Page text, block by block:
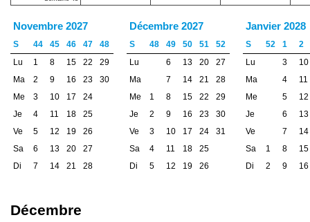
Novembre 2027
S 44 45 46 47
48
Lu
1 8 15 22
29
Ma
2 9 16 23
30
Me
3 10 17
24
Je
4 11 18
25
Ve
5 12 19
26
Sa
6 13 20
27
Di
7 14 21 28
Décembre 2027
S 48 49 50 51
52
Lu
6 13 20
27
Ma
7 14 21
28
Me
1 8 15 22
29
Je
2 9 16 23
30
Ve
3 10 17 24
31
Sa
4 11 18
25
Di
5 12 19 26
Janvier 2028
S 52 1
2
Lu
3
10
Ma
4
11
Me
5
12
Je
6
13
Ve
7
14
Sa
1 8
15
Di
2 9 16
Décembre